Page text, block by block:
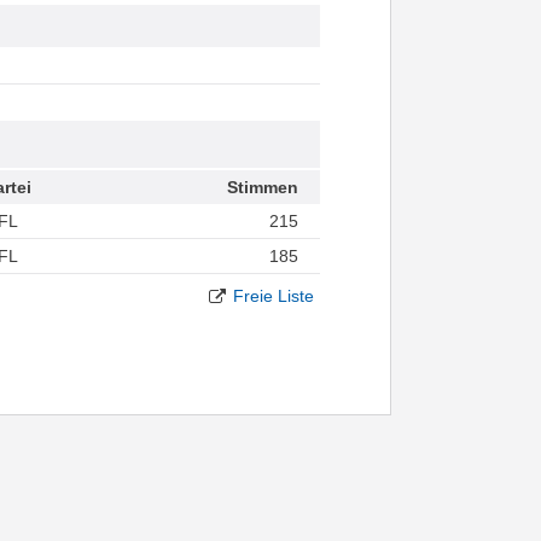
Stimmen
FL
215
FL 185
Freie Liste